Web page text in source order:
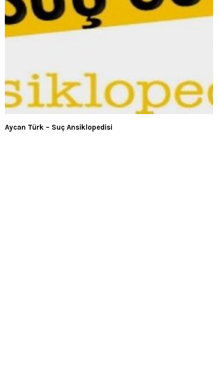
Aycan Türk – Suç Ansiklopedisi